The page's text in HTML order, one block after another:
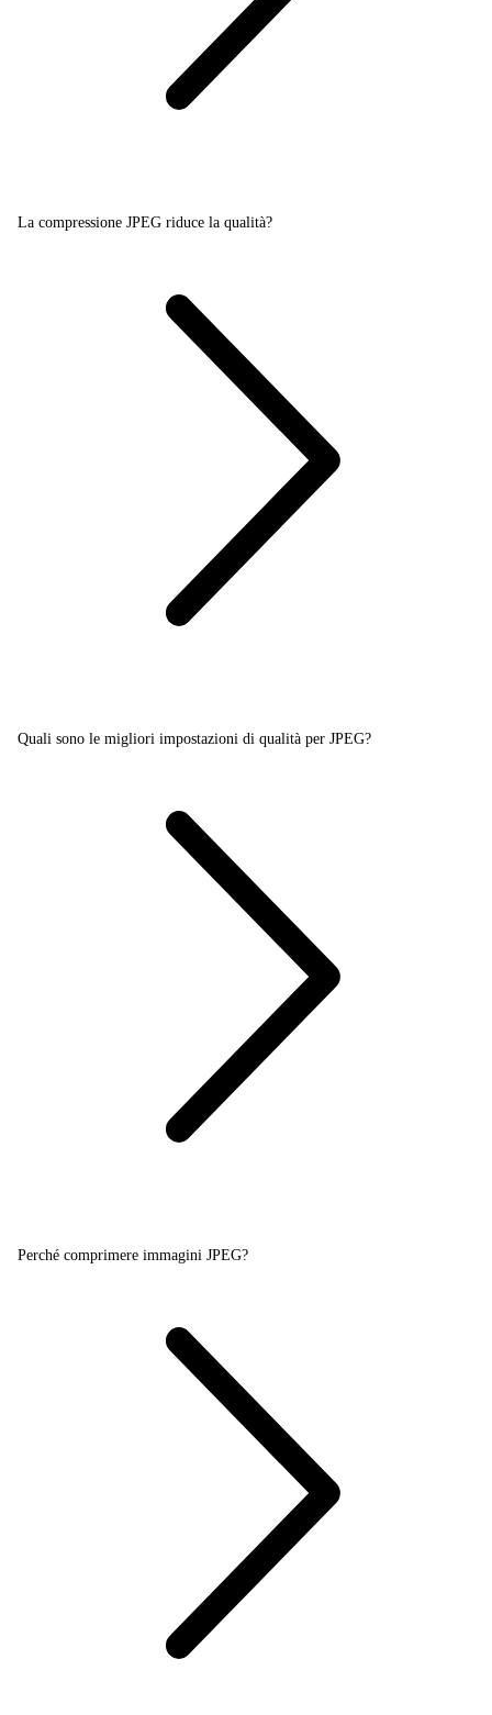
La compressione JPEG riduce la qualità?
Quali sono le migliori impostazioni di qualità per JPEG?
Perché comprimere immagini JPEG?